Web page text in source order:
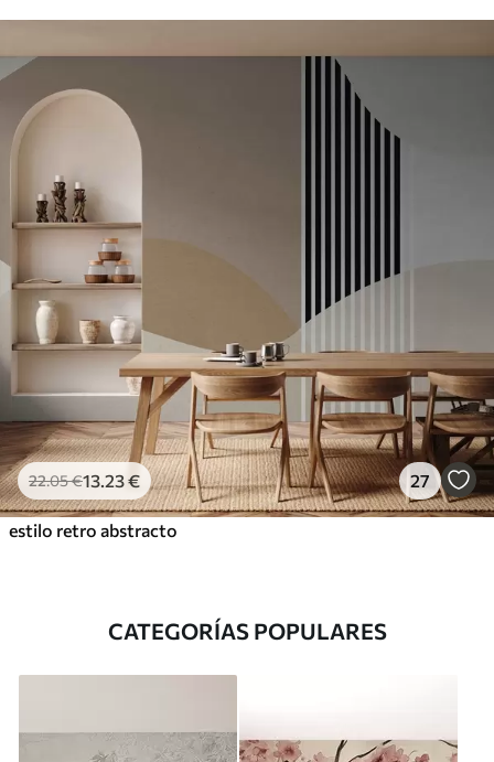
22.05€13.23€ 27
estilo retro abstracto
CATEGORÍAS POPULARES